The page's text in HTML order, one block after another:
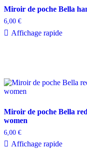
Miroir de poche Bella
6,00 €
Affichage rapide
Miroir de poche Bella red
women
6,00 €
Affichage rapide